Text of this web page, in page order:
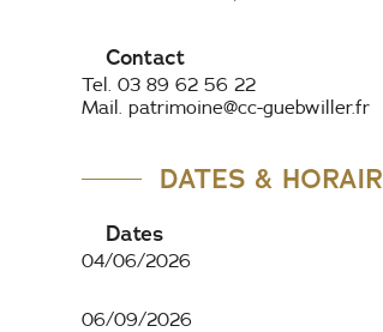
Contact
Tel. 03 89 62 56 22
Mail. patrimoine@cc-guebwiller.fr
DATES &
Dates
04/06/2026
06/09/2026